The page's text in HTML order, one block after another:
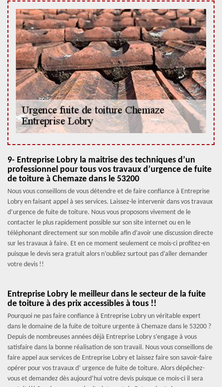
9- Entreprise Lobry la maitrise des techniques d’un
professionnel pour tous vos travaux d’urgence de fuite
de toiture à Chemaze dans le 53200
Nous vous conseillons de vous détendre et de faire confiance à Entreprise
Lobry en faisant appel à ses services. Laissez-le intervenir dans vos travaux
d’urgence de fuite de toiture. Nous vous proposons vivement de le
contacter le plus rapidement possible sur son site internet ou en le
téléphonant directement sur son mobile afin d’avoir une discussion directe
sur les travaux à faire. Et en ce moment seulement ce mois-ci profitez-en
puisque le devis sera gratuit alors n’oubliez surtout pas d’aller demander
votre devis !!
Entreprise Lobry le meilleur dans le secteur de la fuite
de toiture à des prix accessibles à tous !!
Pourquoi ne pas faire confiance à Entreprise Lobry un véritable expert
dans le domaine de la fuite de toiture urgente à Chemaze dans le 53200 ?
Depuis de nombreuses années déjà Entreprise Lobry s’engage à vous
satisfaire dans la bonne réalisation de son travail. Nous vous conseillons de
faire appel aux services de Entreprise Lobry et laissez faire son savoir-faire
opérer pour vos travaux d’ urgence de fuite de toiture. Alors dépêchez-
vous et demandez dès aujourd’hui votre devis puisque ce mois-ci il sera